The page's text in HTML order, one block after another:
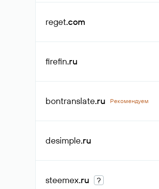
reget.com
firefin.ru
bontranslate.ru Рекомендуем
desimple.ru
steemex.ru ?